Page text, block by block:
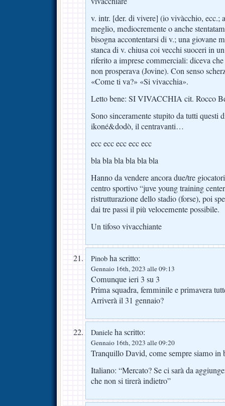
v. intr. [der. di vivere] (io vivàcchio, ecc.;
meglio, mediocremente o anche
bisogna accontentarsi di v.; una giovane
stanca di v. chiusa coi vecchi suoceri in
riferito a imprese commerciali: diceva
non prosperava (Jovine). Con senso
«Come ti va?» «Si vivacchia».
Letto bene: SI VIVACCHIA cit. Rocco
Sono sinceramente stupito da tutti questi
ikoné&dodò, il centravanti…
ecc ecc ecc ecc ecc
bla bla bla bla bla bla
Hanno da vendere ancora due/tre
centro sportivo “juve young training
ristrutturazione dello stadio (forse), poi
dai tre passi il più velocemente possibile.
Un tifoso vivacchiante
Pinob ha scritto:
Gennaio 16th, 2023 alle 09:13
Comunque ieri 3 su 3
Prima squadra, femminile e primavera
Arriverà il 31 gennaio?
Daniele ha scritto:
Gennaio 16th, 2023 alle 09:20
Tranquillo David, come sempre siamo
Italiano: “Mercato? Se ci sarà da
che non si tirerà indietro”